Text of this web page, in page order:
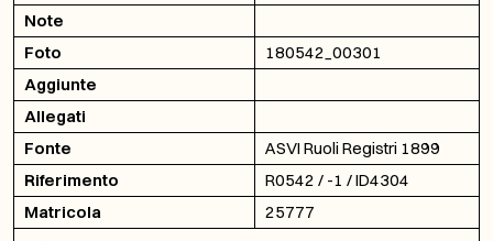
Note
Foto
180542_00301
Aggiunte
Allegati
Fonte
ASVI Ruoli Registri 1899
Riferimento
R0542 / -1 / ID4304
Matricola
25777